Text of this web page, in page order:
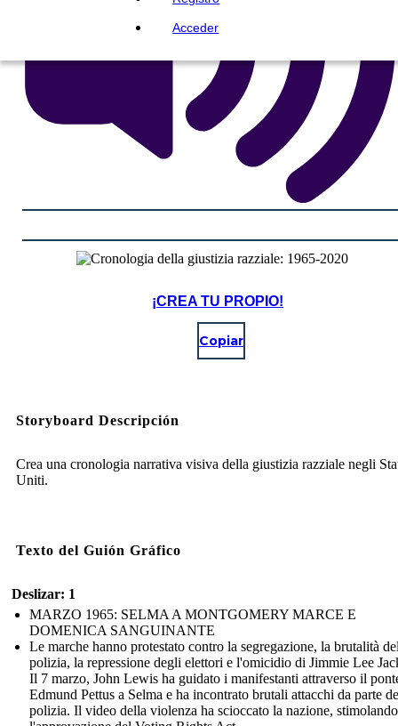
Acceder
¡CREA TU PROPIO!
Copiar
Storyboard Descripción
Crea una cronologia narrativa visiva della giustizia razziale negli
Uniti.
Texto del Guión Gráfico
Deslizar: 1
MARZO 1965: SELMA A MONTGOMERY MARCE E
DOMENICA SANGUINANTE
Le marche hanno protestato contro la segregazione, la brutalità
polizia, la repressione degli elettori e l'omicidio di Jimmie Lee
Il 7 marzo, John Lewis ha guidato i manifestanti attraverso il
Edmund Pettus a Selma e ha incontrato brutali attacchi da parte
polizia. Il video della violenza ha scioccato la nazione, stimolando